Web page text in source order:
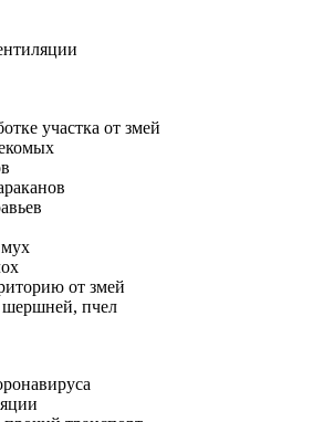
участка от змей
от змей
шершней, пчел